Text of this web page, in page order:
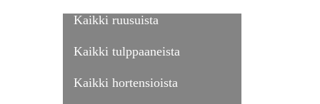
Kaikki ruusuista
Kaikki tulppaaneista
Kaikki hortensioista